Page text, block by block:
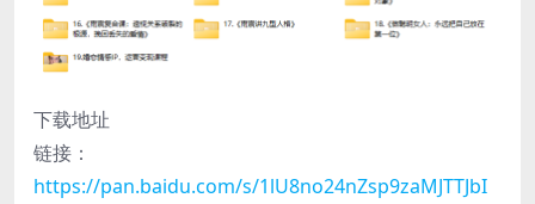
下载地址
链接：
https://pan.baidu.com/s/1lU8no24nZsp9zaMJTTJbI